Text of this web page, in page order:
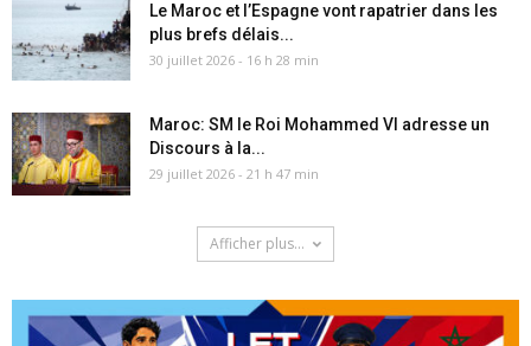
Le Maroc et l’Espagne vont rapatrier dans les
plus brefs délais...
30 juillet 2026 - 16 h 28 min
Maroc: SM le Roi Mohammed VI adresse un
Discours à la...
29 juillet 2026 - 21 h 47 min
Afficher plus...